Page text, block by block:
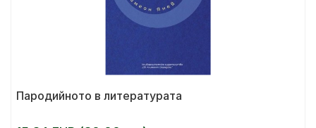
Пародийното в литературата